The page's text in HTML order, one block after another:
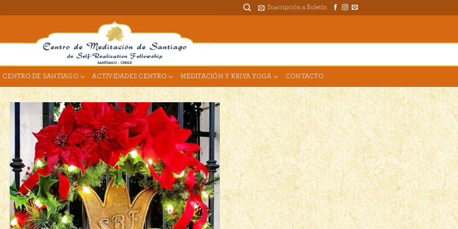
Suscripción a Boletín
CENTRO DE SANTIAGO ACTIVIDADES CENTRO MEDITACIÓN Y KRIYA YOGA CONTACTO